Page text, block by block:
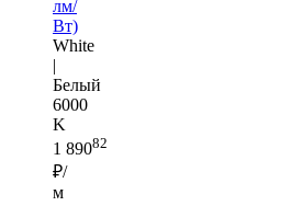
лм/
Вт)
White
|
Белый
6000
K
1 89082
₽/
м